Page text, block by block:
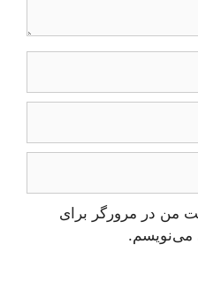
من در مرورگر برای
می‌نویسم.